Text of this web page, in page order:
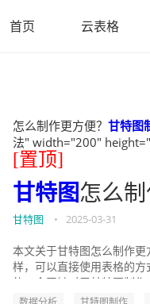
首页 云表格
怎么制作更方便？ 甘特图
法" width="200"
[置顶]
甘特图怎么制
甘特图 • 2025-03-31
本文关于甘特图怎么制作
样，可以直接使用表格的